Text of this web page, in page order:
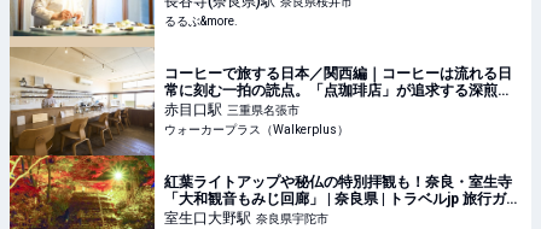
るるぶ&more.
コーヒーで旅する日本／関西編｜コーヒーは流れる日
常に刻む一拍の読点。「点珈琲店」が追求する深煎
り・ネルドリップの醍醐味(1/2)｜ウォーカープラス
赤目口駅 三重県名張市
ウォーカープラス（Walkerplus）
紅葉ライトアップや秘仏の特別拝観も！奈良・室生寺
「大和観音もみじ回廊」 | 奈良県 | トラベルjp 旅行ガイ
ド
室生口大野駅 奈良県宇陀市